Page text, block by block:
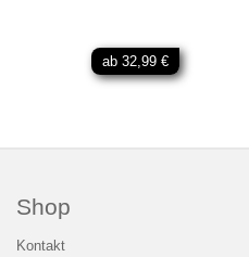
ab 32,99 €
Shop
Kontakt